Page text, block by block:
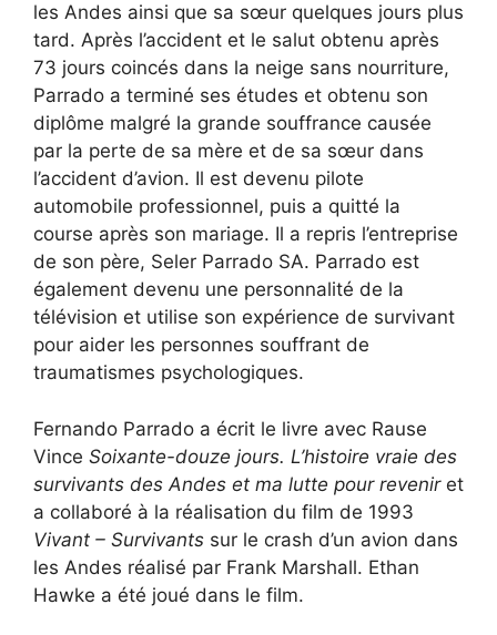
les Andes ainsi que sa sœur quelques jours plus
tard. Après l’accident et le salut obtenu après
73 jours coincés dans la neige sans nourriture,
Parrado a terminé ses études et obtenu son
diplôme malgré la grande souffrance causée
par la perte de sa mère et de sa sœur dans
l’accident d’avion. Il est devenu pilote
automobile professionnel, puis a quitté la
course après son mariage. Il a repris l’entreprise
de son père, Seler Parrado SA. Parrado est
également devenu une personnalité de la
télévision et utilise son expérience de survivant
pour aider les personnes souffrant de
traumatismes psychologiques.
Fernando Parrado a écrit le livre avec Rause
Vince Soixante-douze jours. L’histoire vraie des
survivants des Andes et ma lutte pour revenir et
a collaboré à la réalisation du film de 1993
Vivant – Survivants sur le crash d’un avion dans
les Andes réalisé par Frank Marshall. Ethan
Hawke a été joué dans le film.